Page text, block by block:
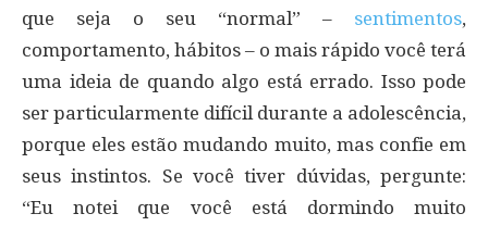
que seja o seu “normal” – sentimentos,
comportamento, hábitos – o mais rápido você terá
uma ideia de quando algo está errado. Isso pode
ser particularmente difícil durante a adolescência,
porque eles estão mudando muito, mas confie em
seus instintos. Se você tiver dúvidas, pergunte:
“Eu notei que você está dormindo muito